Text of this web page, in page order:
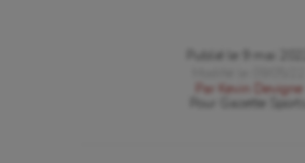
Publié le
9 mai 2022
Par
Kevin Devigne
Gazette Sports